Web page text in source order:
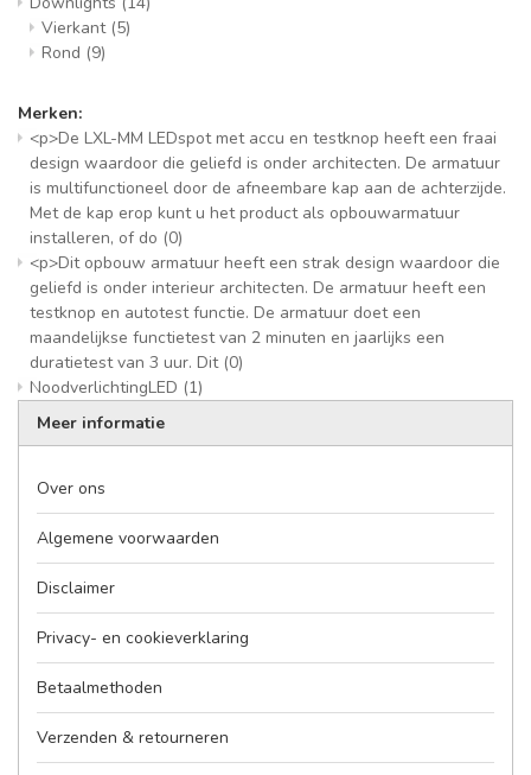
Vierkant (5)
Rond (9)
Merken:
<p>De LXL-MM LEDspot met accu en testknop heeft een fraai
design waardoor die geliefd is onder architecten. De armatuur
is multifunctioneel door de afneembare kap aan de achterzijde.
Met de kap erop kunt u het product als opbouwarmatuur
installeren, of do (0)
<p>Dit opbouw armatuur heeft een strak design waardoor die
geliefd is onder interieur architecten. De armatuur heeft een
testknop en autotest functie. De armatuur doet een
maandelijkse functietest van 2 minuten en jaarlijks een
duratietest van 3 uur. Dit (0)
NoodverlichtingLED (1)
Meer informatie
Over ons
Algemene voorwaarden
Disclaimer
Privacy- en cookieverklaring
Betaalmethoden
Verzenden & retourneren